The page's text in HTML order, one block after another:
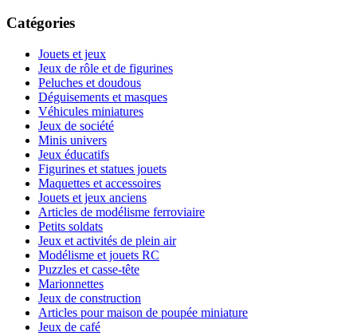
Catégories
Jouets et jeux
Jeux de rôle et de figurines
Peluches et doudous
Déguisements et masques
Véhicules miniatures
Jeux de société
Minis univers
Jeux éducatifs
Figurines et statues jouets
Maquettes et accessoires
Jouets et jeux anciens
Articles de modélisme ferroviaire
Petits soldats
Jeux et activités de plein air
Modélisme et jouets RC
Puzzles et casse-tête
Marionnettes
Jeux de construction
Articles pour maison de poupée miniature
Jeux de café